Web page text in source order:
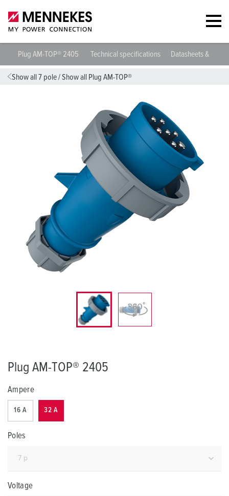
Plug AM-TOP® 2405 Technical specifications Datasheets &
Show all 7 pole/Show all Plug AM-TOP®
Plug AM-TOP® 2405
Ampere
16 A 32 A
Poles
Voltage